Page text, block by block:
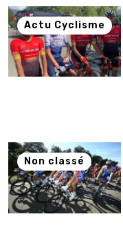
Actu Cyclisme
Non classé